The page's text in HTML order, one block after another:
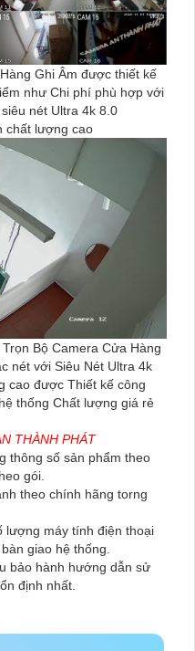
Ghi Âm được thiết kế
như Chi phí phù hợp với
nét Ultra 4k 8.0
chất lượng cao
Bộ Camera Cửa Hàng
nét với Siêu Nét Ultra 4k
cao được Thiết kế công
thống Chất lượng giá rẻ
THÀNH PHÁT
thông số sản phẩm theo
gói.
theo chính hãng torng
lượng máy tính điện thoại
giao hệ thống.
bảo hành hướng dẫn sử
định nhất.